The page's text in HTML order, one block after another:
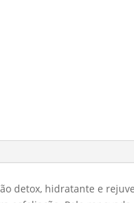
detox, hidratante e